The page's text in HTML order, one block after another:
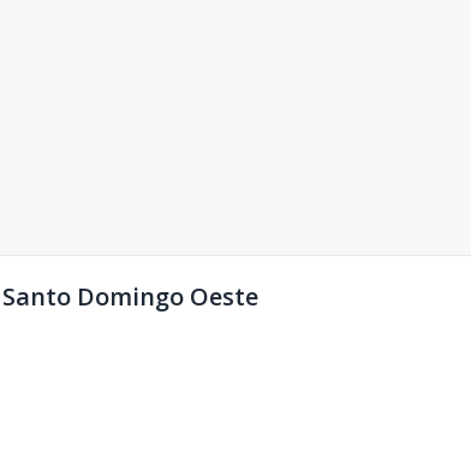
Domingo Oeste